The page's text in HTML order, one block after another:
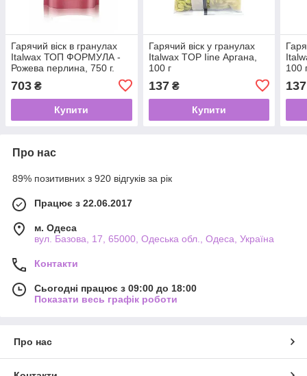
Гарячий віск в гранулах
Italwax ТОП ФОРМУЛА -
Рожева перлина, 750 г.
703 ₴
Купити
Гарячий віск у гранулах
Italwax TOP Iine Аргана,
100 г
137₴
Купити
100
137
Про нас
89% позитивних з 920 відгуків за рік
Працює з 22.06.2017
м. Одеса
вул. Базова, 17, 65000, Одеська обл., Одеса, Україна
Контакти
Сьогодні працює з 09:00 до 18:00
Показати весь графік роботи
Про нас